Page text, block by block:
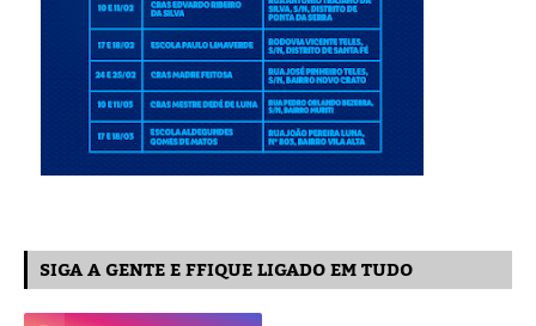
SIGA A GENTE E FFIQUE LIGADO EM TUDO